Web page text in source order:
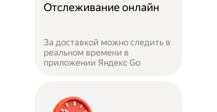
Отслеживание онлайн
За доставкой можно следить в
реальном времени в
приложении Яндекс Go